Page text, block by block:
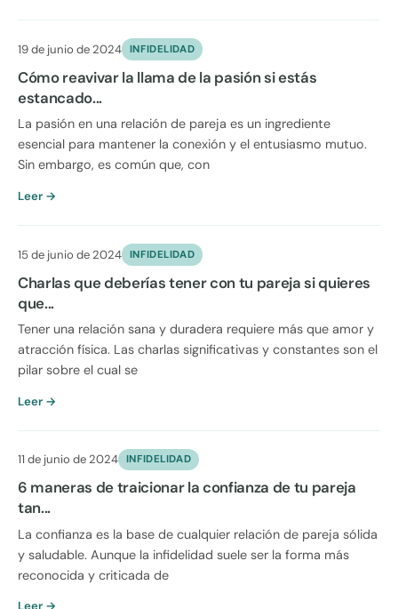
19 de junio de 2024 INFIDELIDAD
Cómo reavivar la llama de la pasión si estás
estancado...
La pasión en una relación de pareja es un ingrediente
esencial para mantener la conexión y el entusiasmo mutuo.
Sin embargo, es común que, con
Leer →
15 de junio de 2024 INFIDELIDAD
Charlas que deberías tener con tu pareja si quieres
que...
Tener una relación sana y duradera requiere más que amor y
atracción física. Las charlas significativas y constantes son el
pilar sobre el cual se
Leer →
11 de junio de 2024 INFIDELIDAD
6 maneras de traicionar la confianza de tu pareja
tan...
La confianza es la base de cualquier relación de pareja sólida
y saludable. Aunque la infidelidad suele ser la forma más
reconocida y criticada de